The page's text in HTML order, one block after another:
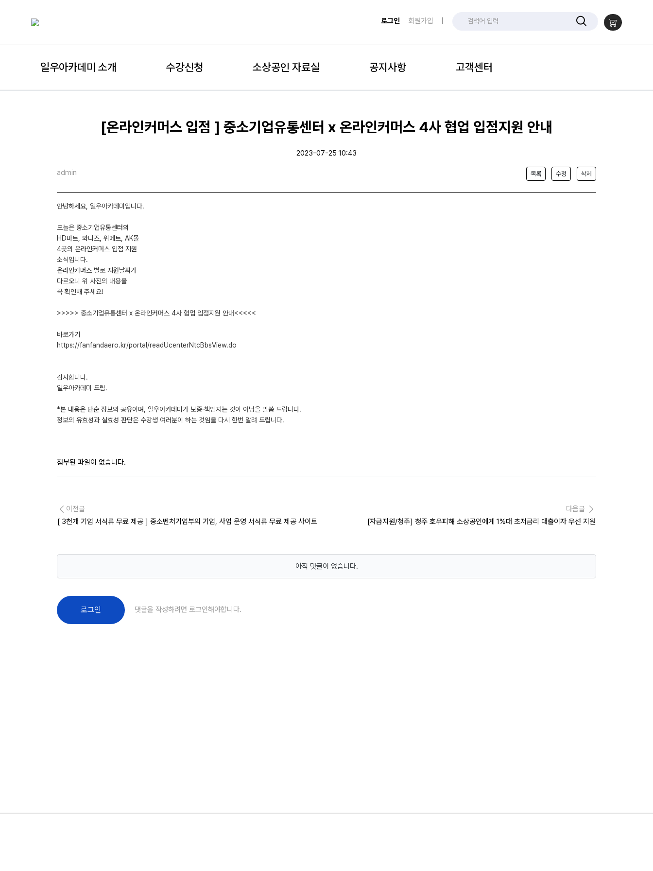
로그인 회원가입
일우아카데미 소개 수강신청 소상공인 자료실 공지사항 고객센터
[온라인커머스 입점 ] 중소기업유통센터 x 온라인커머스 4사 협업 입점지원 안내
2023-07-25 10:43
admin 목록 수정 삭제
안녕하세요, 일우아카데미입니다.
오늘은 중소기업유통센터의
HD마트, 와디즈, 위메트, AK몰
4곳의 온라인커머스 입점 지원
소식입니다.
온라인커머스 별로 지원날짜가
다르오니 위 사진의 내용을
꼭 확인해 주세요!
>>>>> 중소기업유통센터 x 온라인커머스 4사 협업 입점지원 안내<<<<<
바로가기
https://fanfandaero.kr/portal/readUcenterNtcBbsView.do
감사합니다.
일우아카데미 드림.
*본 내용은 단순 정보의 공유이며, 일우아카데미가 보증·책임지는 것이 아님을 말씀 드립니다.
정보의 유효성과 실효성 판단은 수강생 여러분이 하는 것임을 다시 한번 알려 드립니다.
첨부된 파일이 없습니다.
이전글
[ 3천개 기업 서식류 무료 제공 ] 중소벤처기업부의 기업, 사업 운영 서식류 무료 제공 사이트
다음글
[자금지원/청주] 청주 호우피해 소상공인에게 1%대 초저금리 대출이자 우선 지원
아직 댓글이 없습니다.
로그인 댓글을 작성하려면 로그인해야합니다.